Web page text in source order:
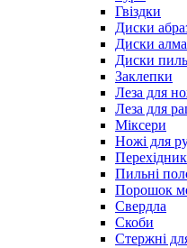
Гвіздки
Диски
Диски
Диски
Заклепки
Леза для
Леза для
Міксери
Ножі для
Пильні
Порошок
Свердла
Скоби
Стержні